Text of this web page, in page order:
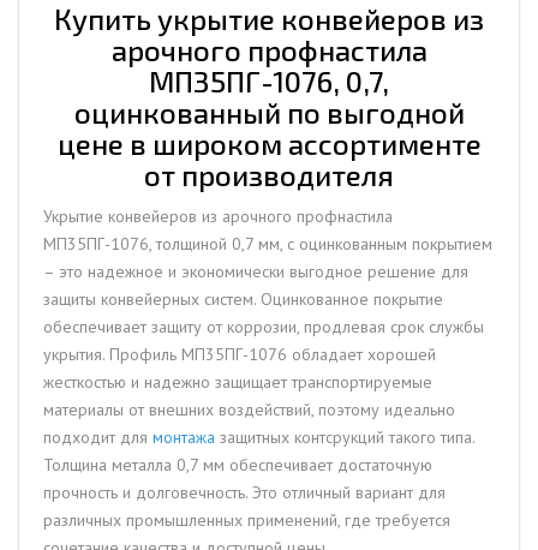
Купить укрытие конвейеров из
арочного профнастила
МП35ПГ-1076, 0,7,
оцинкованный по выгодной
цене в широком ассортименте
от производителя
Укрытие конвейеров из арочного профнастила
МП35ПГ-1076, толщиной 0,7 мм, с оцинкованным покрытием
– это надежное и экономически выгодное решение для
защиты конвейерных систем. Оцинкованное покрытие
обеспечивает защиту от коррозии, продлевая срок службы
укрытия. Профиль МП35ПГ-1076 обладает хорошей
жесткостью и надежно защищает транспортируемые
материалы от внешних воздействий, поэтому идеально
подходит для монтажа защитных контсрукций такого типа.
Толщина металла 0,7 мм обеспечивает достаточную
прочность и долговечность. Это отличный вариант для
различных промышленных применений, где требуется